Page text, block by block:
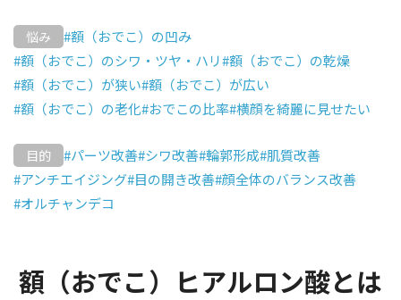
悩み
#額（おでこ）の凹み
#額（おでこ）のシワ・ツヤ・ハリ#額（おでこ）の乾燥
#額（おでこ）が狭い#額（おでこ）が広い
#額（おでこ）の老化#おでこの比率#横顔を綺麗に見せたい
目的 #パーツ改善#シワ改善#輪郭形成#肌質改善
#アンチエイジング#目の開き改善#顔全体のバランス改善
#オルチャンデコ
額（おでこ）ヒアルロン酸とは